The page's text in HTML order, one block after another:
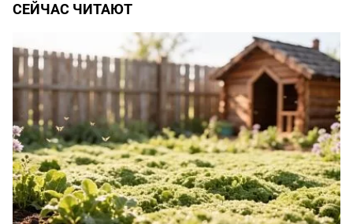
СЕЙЧАС ЧИТАЮТ